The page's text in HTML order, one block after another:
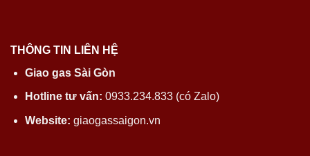
THÔNG TIN LIÊN HỆ
Giao gas Sài Gòn
Hotline tư vấn: 0933.234.833 (có Zalo)
Website: giaogassaigon.vn